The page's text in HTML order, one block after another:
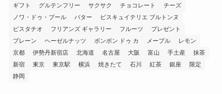
ギフト
グルテンフリー サクサク チョコレート
チーズ
ノワ・ドゥ・ブール
バター
ビスキュイテリエ ブルトンヌ
ピスタチオ
フリアンズ ギャラリー フルーツ
プレゼント
プレーン
ヘーゼルナッツ ボンボン ドゥ カ メープル
レモン
京都
伊勢丹新宿店 北海道 名古屋 大阪 富山 手土産
抹茶
新宿
東京 東京駅 横浜 焼きたて 石川 紅茶 銀座
限定
静岡